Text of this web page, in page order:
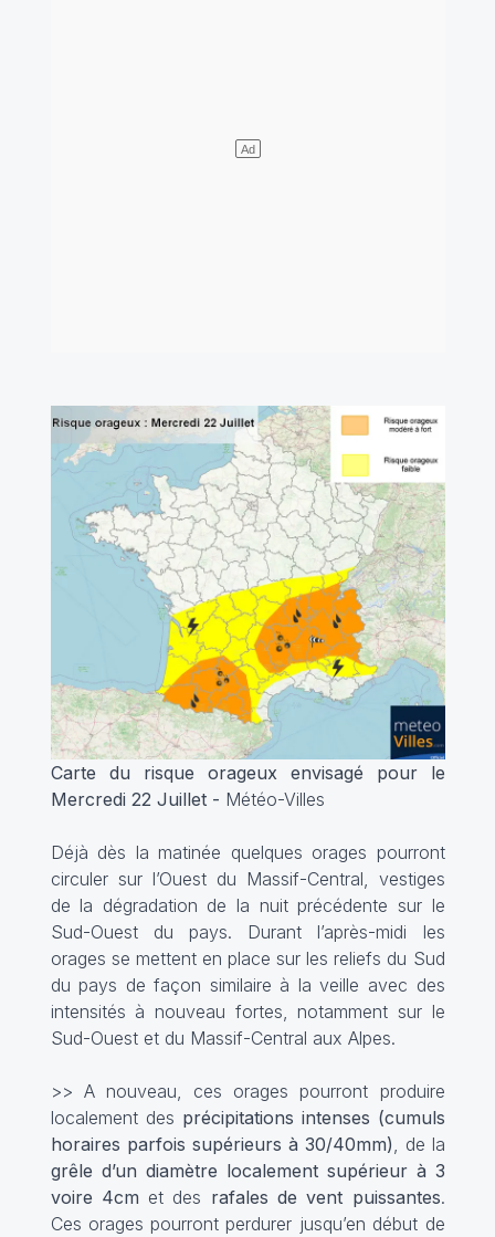
Carte du risque orageux envisagé pour le
Mercredi 22 Juillet - Météo-Villes
Déjà dès la matinée quelques orages pourront
circuler sur l’Ouest du Massif-Central, vestiges
de la dégradation de la nuit précédente sur le
Sud-Ouest du pays. Durant l’après-midi les
orages se mettent en place sur les reliefs du Sud
du pays de façon similaire à la veille avec des
intensités à nouveau fortes, notamment sur le
Sud-Ouest et du Massif-Central aux Alpes.
>> A nouveau, ces orages pourront produire
localement des précipitations intenses (cumuls
horaires parfois supérieurs à 30/40mm), de la
grêle d’un diamètre localement supérieur à 3
voire 4cm et des rafales de vent puissantes.
Ces orages pourront perdurer jusqu’en début de